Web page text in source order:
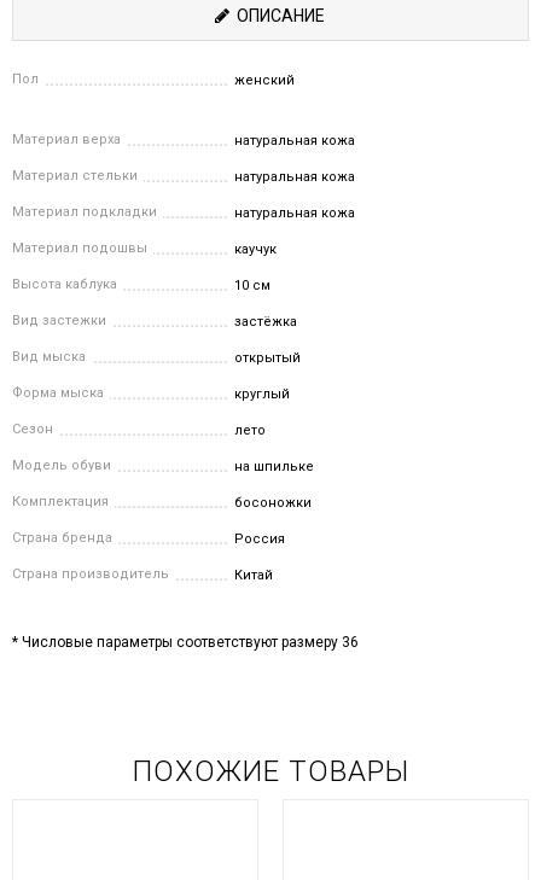
ОПИСАНИЕ
Пол женский
Материал верха натуральная кожа
Материал стельки натуральная кожа
Материал подкладки натуральная кожа
Материал подошвы каучук
Высота каблука 10 см
Вид застежки застёжка
Вид мыска открытый
Форма мыска круглый
Сезон лето
Модель обуви на шпильке
Комплектация босоножки
Страна бренда Россия
Страна производитель Китай
* Числовые параметры соответствуют размеру 36
ПОХОЖИЕ ТОВАРЫ